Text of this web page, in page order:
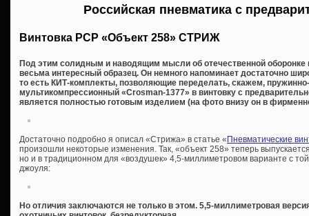
Российская пневматика с
Винтовка РСР «Объект 258» СТРИЖ
Под этим солидным и наводящим мысли об отечественной оборонке
весьма интересный образец. Он немного напоминает достаточно
то есть КИТ-комплекты, позволяющие переделать, скажем,
мультикомпрессионный «Crosman-1377» в винтовку с
является полностью готовым изделием (на фото внизу он в
Достаточно подробно я описал «Стрижа» в статье « Пневматические
произошли некоторые изменения. Так, «объект 258» теперь
но и в традиционном для «воздушек» 4,5-миллиметровом варианте с
джоуля:
Но отличия заключаются не только в этом. 5,5-миллиметровая